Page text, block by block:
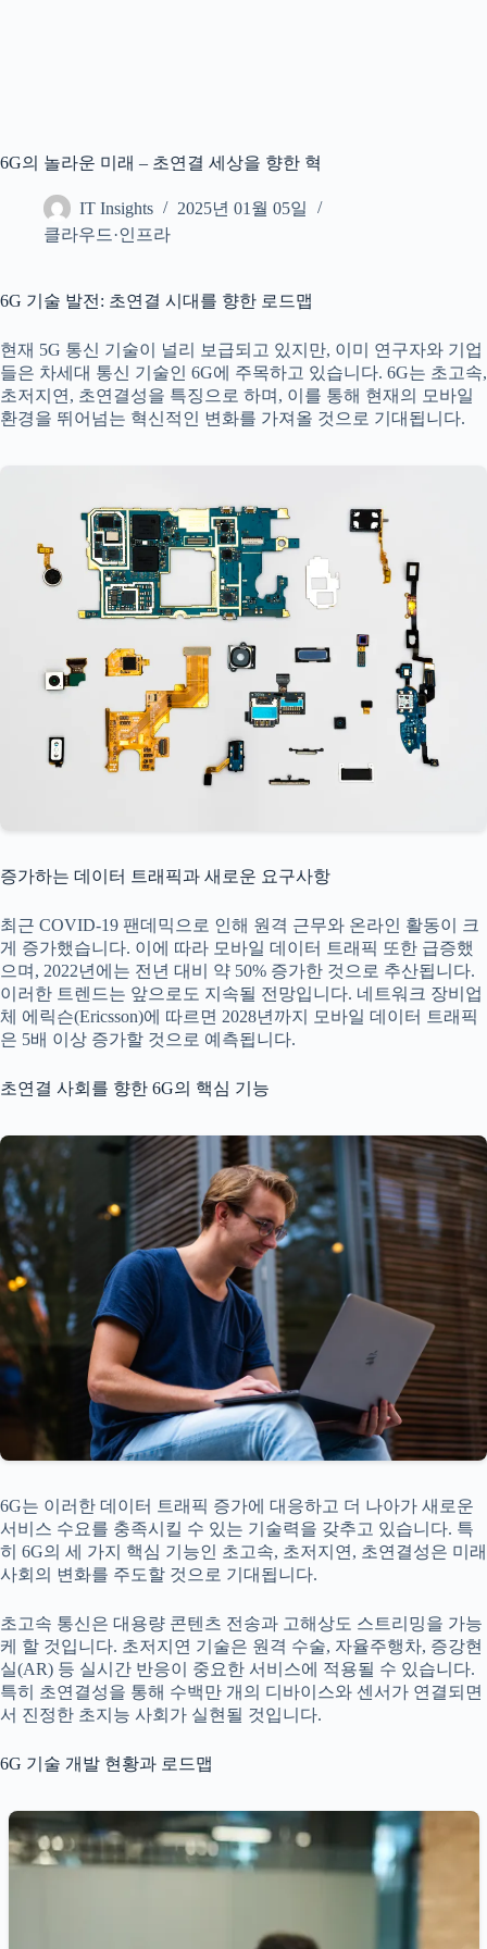
6G의 놀라운 미래 – 초연결 세상을 향한 혁
IT Insights
2025년 01월 05일
클라우드·인프라
6G 기술 발전: 초연결 시대를 향한 로드맵
현재 5G 통신 기술이 널리 보급되고 있지만, 이미 연구자와 기업
들은 차세대 통신 기술인 6G에 주목하고 있습니다. 6G는 초고속,
초저지연, 초연결성을 특징으로 하며, 이를 통해 현재의 모바일
환경을 뛰어넘는 혁신적인 변화를 가져올 것으로 기대됩니다.
증가하는 데이터 트래픽과 새로운 요구사항
최근 COVID-19 팬데믹으로 인해 원격 근무와 온라인 활동이 크
게 증가했습니다. 이에 따라 모바일 데이터 트래픽 또한 급증했
으며, 2022년에는 전년 대비 약 50% 증가한 것으로 추산됩니다.
이러한 트렌드는 앞으로도 지속될 전망입니다. 네트워크 장비업
체 에릭슨(Ericsson)에 따르면 2028년까지 모바일 데이터 트래픽
은 5배 이상 증가할 것으로 예측됩니다.
초연결 사회를 향한 6G의 핵심 기능
6G는 이러한 데이터 트래픽 증가에 대응하고 더 나아가 새로운
서비스 수요를 충족시킬 수 있는 기술력을 갖추고 있습니다. 특
히 6G의 세 가지 핵심 기능인 초고속, 초저지연, 초연결성은 미래
사회의 변화를 주도할 것으로 기대됩니다.
초고속 통신은 대용량 콘텐츠 전송과 고해상도 스트리밍을 가능
케 할 것입니다. 초저지연 기술은 원격 수술, 자율주행차, 증강현
실(AR) 등 실시간 반응이 중요한 서비스에 적용될 수 있습니다.
특히 초연결성을 통해 수백만 개의 디바이스와 센서가 연결되면
서 진정한 초지능 사회가 실현될 것입니다.
6G 기술 개발 현황과 로드맵